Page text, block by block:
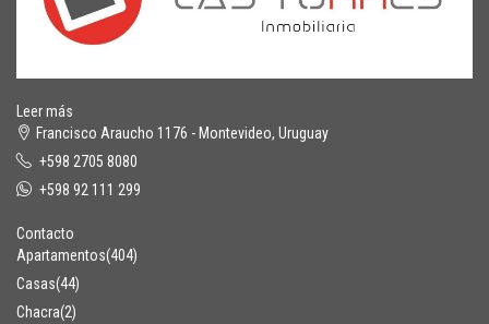
Leer más
Francisco Araucho 1176 - Montevideo, Uruguay
+598 2705 8080
+598 92 111 299
Contacto
Apartamentos(404)
Casas(44)
Chacra(2)